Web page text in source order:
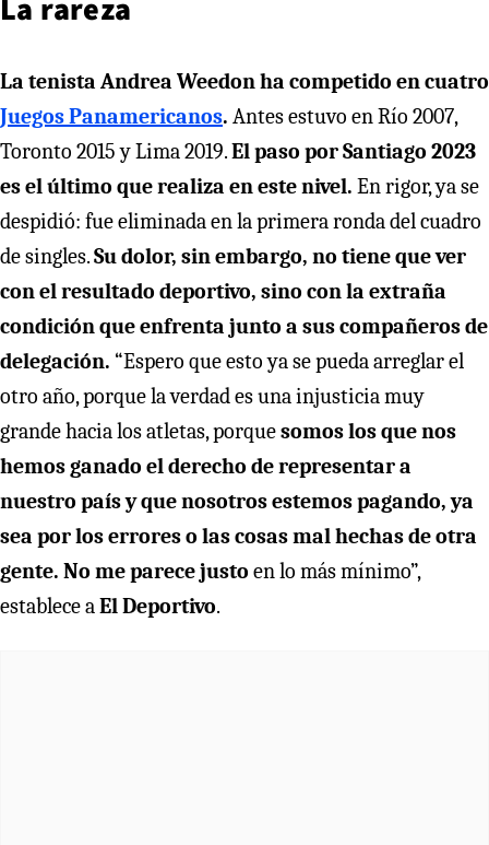
La tenista Andrea Weedon ha competido en cuatro
Juegos Panamericanos. Antes estuvo en Río 2007,
Toronto 2015 y Lima 2019.El paso por Santiago 2023
es el último que realiza en este nivel. En rigor, ya se
despidió: fue eliminada en la primera ronda del cuadro
de singles.Su dolor, sin embargo, no tiene que ver
con el resultado deportivo, sino con la extraña
condición que enfrenta junto a sus compañeros de
delegación. “Espero que esto ya se pueda arreglar el
otro año, porque la verdad es una injusticia muy
grande hacia los atletas, porquesomos los que nos
hemos ganado el derecho de representar a
nuestro país y que nosotros estemos pagando, ya
sea por los errores o las cosas mal hechas de otra
gente. No me parece justo en lo más mínimo”,
establece aEl Deportivo.